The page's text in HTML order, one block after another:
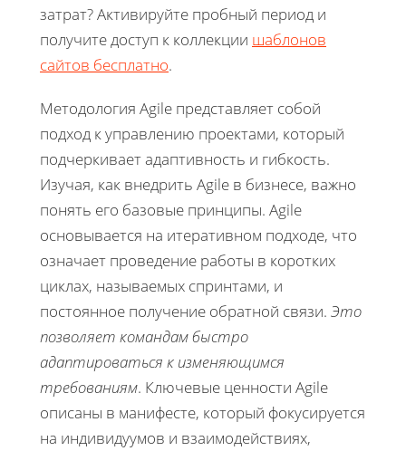
затрат? Активируйте пробный период и
получите доступ к коллекции шаблонов
сайтов бесплатно.
Методология Agile представляет собой
подход к управлению проектами, который
подчеркивает адаптивность и гибкость.
Изучая, как внедрить Agile в бизнесе, важно
понять его базовые принципы. Agile
основывается на итеративном подходе, что
означает проведение работы в коротких
циклах, называемых спринтами, и
постоянное получение обратной связи. Это
позволяет командам быстро
адаптироваться к изменяющимся
требованиям. Ключевые ценности Agile
описаны в манифесте, который фокусируется
на индивидуумов и взаимодействиях,